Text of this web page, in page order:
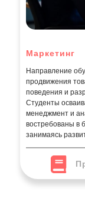
Маркетинг
Направление
продвижения
поведения и
Студенты
менеджмент и
востребованы в
занимаясь